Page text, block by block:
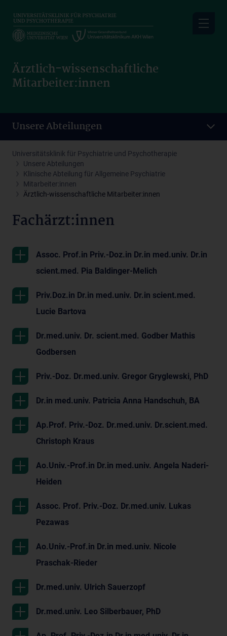
main
content
Ärztlich-wissenschaftliche
Mitarbeiter:innen
Unsere Abteilungen
Universitätsklinik für Psychiatrie und Psychotherapie
Unsere Abteilungen
Klinische Abteilung für Allgemeine Psychiatrie
Mitarbeiter:innen
Ärztlich-wissenschaftliche Mitarbeiter:innen
Fachärzt:innen
Assoc. Prof.in Priv.-Doz.in Dr.in med.univ. Dr.in
scient.med. Pia Baldinger-Melich
Priv.Doz.in Dr.in med.univ. Dr.in scient.med.
Lucie Bartova
Dr.med.univ. Dr. scient.med. Godber Mathis
Godbersen
Priv.-Doz. Dr.med.univ. Gregor Gryglewski, PhD
Dr.in med.univ. Patricia Anna Handschuh, BA
Ap.Prof. Priv.-Doz. Dr.med.univ. Dr.scient.med.
Christoph Kraus
Ao.Univ.-Prof.in Dr.in med.univ. Angela Naderi-
Heiden
Assoc. Prof. Priv.-Doz. Dr.med.univ. Lukas
Pezawas
Ao.Univ.-Prof.in Dr.in med.univ. Nicole
Praschak-Rieder
Dr.med.univ. Ulrich Sauerzopf
Dr.med.univ. Leo Silberbauer, PhD